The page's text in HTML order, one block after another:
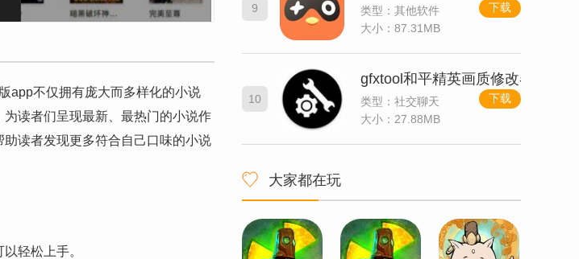
app不仅拥有庞大而多样化的小说
读者们呈现最新、最热门的小说作
读者发现更多符合自己口味的小说
轻松上手。
9
类型：其他软件
大小：87.31MB
下载
10
gfxtool和平精英画质修改器最新版
类型：社交聊天
大小：27.88MB
下载
大家都在玩